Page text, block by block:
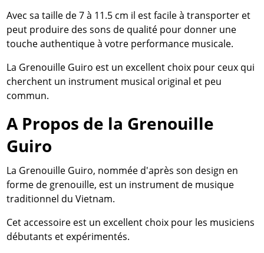
Avec sa taille de 7 à 11.5 cm il est facile à transporter et
peut produire des sons de qualité pour donner une
touche authentique à votre performance musicale.
La Grenouille Guiro est un excellent choix pour ceux qui
cherchent un instrument musical original et peu
commun.
A Propos de la Grenouille
Guiro
La Grenouille Guiro, nommée d'après son design en
forme de grenouille, est un instrument de musique
traditionnel du Vietnam.
Cet accessoire est un excellent choix pour les musiciens
débutants et expérimentés.